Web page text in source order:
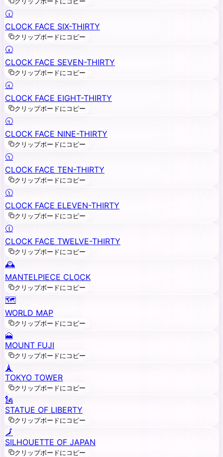
🕡
CLOCK FACE SIX-THIRTY
クリップボードにコピー
🕢
CLOCK FACE SEVEN-THIRTY
クリップボードにコピー
🕣
CLOCK FACE EIGHT-THIRTY
クリップボードにコピー
🕤
CLOCK FACE NINE-THIRTY
クリップボードにコピー
🕥
CLOCK FACE TEN-THIRTY
クリップボードにコピー
🕦
CLOCK FACE ELEVEN-THIRTY
クリップボードにコピー
🕧
CLOCK FACE TWELVE-THIRTY
クリップボードにコピー
🕰️
MANTELPIECE CLOCK
クリップボードにコピー
🗺️
WORLD MAP
クリップボードにコピー
🗻
MOUNT FUJI
クリップボードにコピー
🗼
TOKYO TOWER
クリップボードにコピー
🗽
STATUE OF LIBERTY
クリップボードにコピー
🗾
SILHOUETTE OF JAPAN
クリップボードにコピー